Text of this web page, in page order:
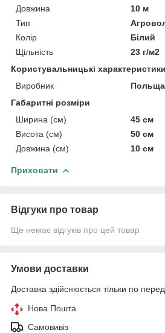
Довжина
10 м
Тип
Колір
Білий
Щільність
23 г/м2
Користувальницькі характеристики
Виробник
Польща
Габаритні розміри
Ширина (см)
45 см
Висота (см)
50 см
Довжина (см)
10 см
Приховати
Відгуки про товар
Ще немає відгуків про цей товар
Умови доставки
Доставка здійснюється тільки по
Нова Пошта
Самовивіз